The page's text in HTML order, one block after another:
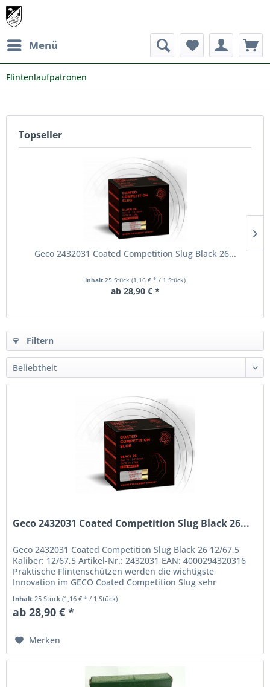
Menü
Flintenlaufpatronen
Topseller
Geco 2432031 Coated Competition Slug Black 26...
Inhalt 25 Stück (1,16 € * / 1 Stück)
ab 28,90 € *
Filtern
Geco 2432031 Coated Competition Slug Black 26...
Geco 2432031 Coated Competition Slug Black 26 12/67,5
Kaliber: 12/67,5 Artikel-Nr.: 2432031 EAN: 4000294320316
Praktische Flintenschützen werden die wichtigste
Innovation im GECO Coated Competition Slug sehr
Inhalt25 Stück(1,16 € * / 1 Stück)
ab 28,90 € *
Merken